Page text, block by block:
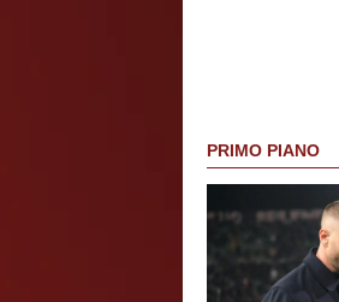
PRIMO PIANO